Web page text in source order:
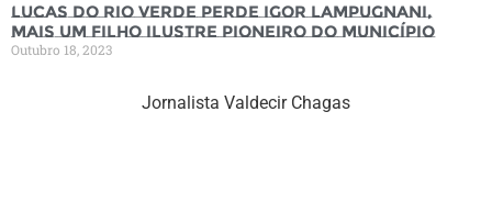
Lucas do Rio Verde perde Igor Lampugnani,
mais um filho ilustre pioneiro do município
Outubro 18, 2023
Jornalista Valdecir Chagas